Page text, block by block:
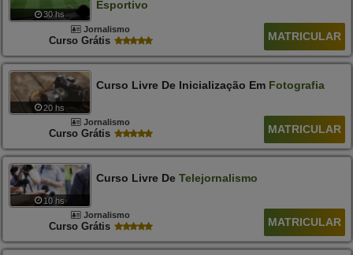
30 hs
Esportivo
Jornalismo
Curso Grátis MATRICULAR
20 hs
Curso Livre De Inicialização Em Fotografia
Jornalismo
Curso Grátis MATRICULAR
10 hs
Curso Livre De Telejornalismo
Jornalismo
Curso Grátis MATRICULAR